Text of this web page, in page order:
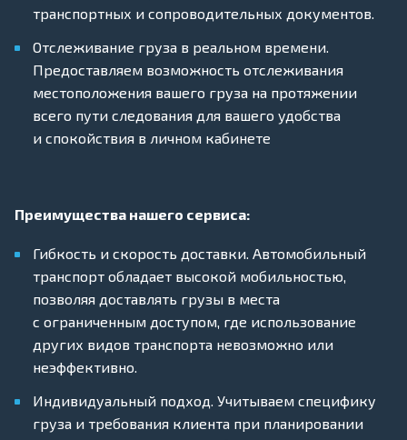
транспортных и сопроводительных документов.
Отслеживание груза в реальном времени.
Предоставляем возможность отслеживания
местоположения вашего груза на протяжении
всего пути следования для вашего удобства
и спокойствия в личном кабинете
Преимущества нашего сервиса:
Гибкость и скорость доставки. Автомобильный
транспорт обладает высокой мобильностью,
позволяя доставлять грузы в места
с ограниченным доступом, где использование
других видов транспорта невозможно или
неэффективно.
Индивидуальный подход. Учитываем специфику
груза и требования клиента при планировании